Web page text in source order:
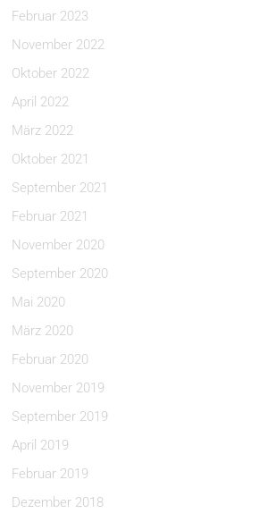
Februar 2023
November 2022
Oktober 2022
April 2022
März 2022
Oktober 2021
September 2021
Februar 2021
November 2020
September 2020
Mai 2020
März 2020
Februar 2020
November 2019
September 2019
April 2019
Februar 2019
Dezember 2018